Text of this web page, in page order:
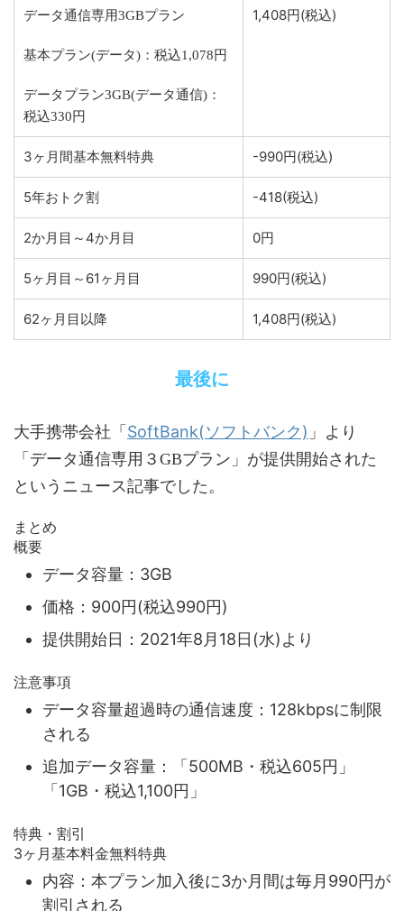
データ通信専用3GBプラン
基本プラン(データ)：税込1,078円
データプラン3GB(データ通信)：
税込330円
1,408円(税込)
3ヶ月間基本無料特典 -990円(税込)
5年おトク割 -418(税込)
2か月目～4か月目 0円
5ヶ月目～61ヶ月目 990円(税込)
62ヶ月目以降 1,408円(税込)
最後に
大手携帯会社「 SoftBank(ソフトバンク) 」より
「データ通信専用３GBプラン」が提供開始された
というニュース記事でした。
まとめ
概要
データ容量：3GB
価格：900円(税込990円)
提供開始日：2021年8月18日(水)より
注意事項
データ容量超過時の通信速度：128kbpsに制限
される
追加データ容量：「500MB・税込605円」
「1GB・税込1,100円」
特典・割引
3ヶ月基本料金無料特典
内容：本プラン加入後に3か月間は毎月990円が
割引される